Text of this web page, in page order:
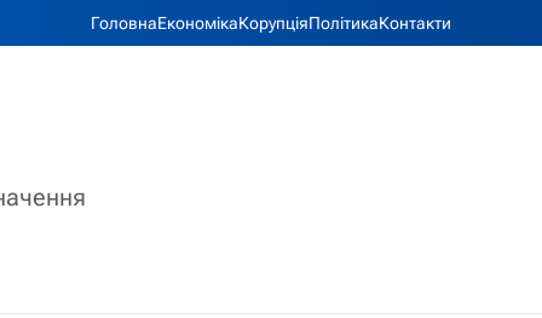
ГоловнаЕкономікаКорупціяПолітикаКонтакти